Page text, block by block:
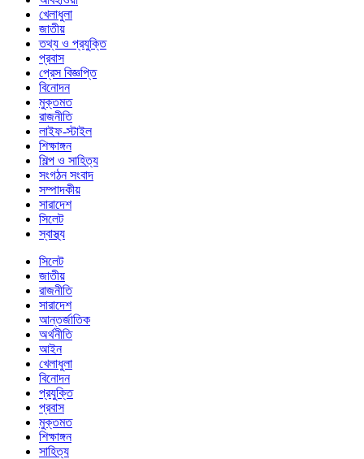
খেলাধুলা
জাতীয়
তথ্য ও প্রযুক্তি
প্রবাস
প্রেস বিজ্ঞপ্তি
বিনোদন
মুক্তমত
রাজনীতি
লাইফ-স্টাইল
শিক্ষাঙ্গন
শিল্প ও সাহিত্য
সংগঠন সংবাদ
সম্পাদকীয়
সারাদেশ
সিলেট
স্বাস্থ্য
সিলেট
জাতীয়
রাজনীতি
সারাদেশ
আন্তর্জাতিক
অর্থনীতি
আইন
খেলাধুলা
বিনোদন
প্রযুক্তি
প্রবাস
মুক্তমত
শিক্ষাঙ্গন
সাহিত্য